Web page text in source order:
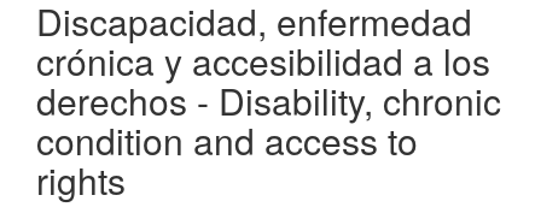
Discapacidad, enfermedad
crónica y accesibilidad a los
derechos - Disability, chronic
condition and access to
rights